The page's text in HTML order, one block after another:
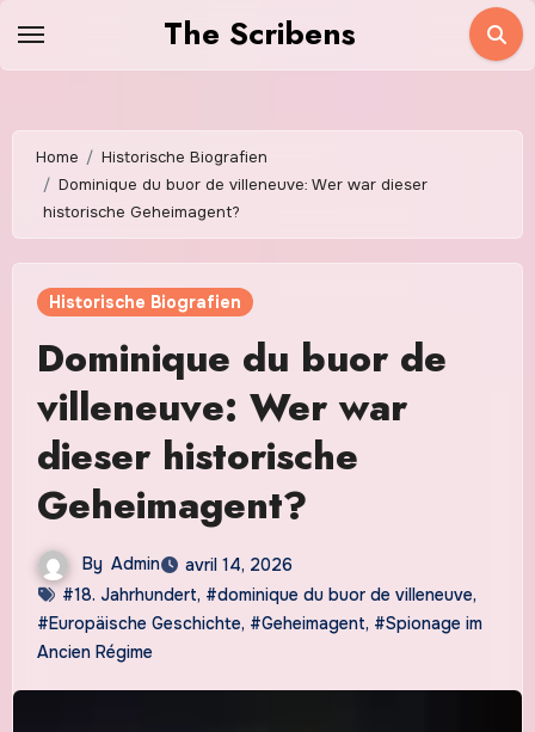
The Scribens
Home
Historische Biografien
Dominique du buor de villeneuve: Wer war dieser
historische Geheimagent?
Historische Biografien
Dominique du buor de
villeneuve: Wer war
dieser historische
Geheimagent?
By Admin
avril 14, 2026
#18. Jahrhundert, #dominique du buor de villeneuve,
#Europäische Geschichte, #Geheimagent, #Spionage im
Ancien Régime